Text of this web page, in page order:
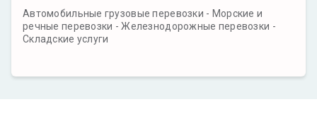
Автомобильные грузовые перевозки - Морские и
речные перевозки - Железнодорожные перевозки -
Складские услуги